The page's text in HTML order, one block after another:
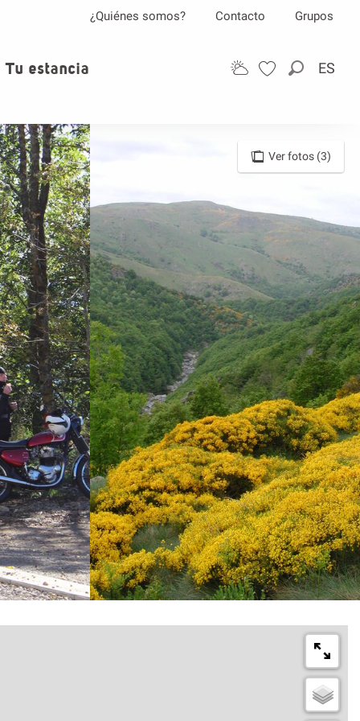
Buscar
ES
¿Quiénes somos? Contacto Grupos
Tu estancia
Ver fotos (3)